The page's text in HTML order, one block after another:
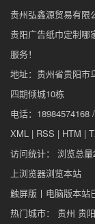
贵州弘鑫源贸易有限
贵阳广告纸巾定制哪
服务！
地址：贵州省贵阳市
四期倾城10栋
电话：18984574168 /
XML | RSS | HTM |
访问统计： 浏览总
上浏览器浏览本站
触屏版 丨 电脑版本站
热门城市： 贵州 贵